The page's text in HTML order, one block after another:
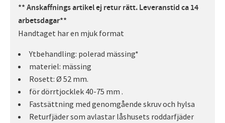
** Anskaffnings artikel ej retur rätt. Leveranstid ca 14
arbetsdagar**
Handtaget har en mjuk format
Ytbehandling: polerad mässing*
materiel: mässing
Rosett: Ø 52 mm.
för dörrtjocklek 40-75 mm .
Fastsättning med genomgående skruv och hylsa
Returfjäder som avlastar låshusets roddarfjäder